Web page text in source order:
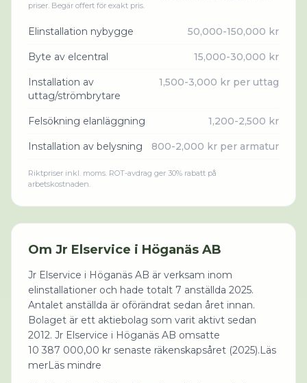
priser. Begär offert för exakt pris.
Elinstallation nybygge 50,000-150,000 kr
Byte av elcentral 15,000-30,000 kr
Installation av
uttag/strömbrytare
1,500-3,000 kr per uttag
Felsökning elanläggning 1,200-2,500 kr
Installation av belysning 800-2,000 kr per armatur
Riktpriser inkl. moms. ROT-avdrag ger 30% rabatt på
arbetskostnaden.
Om Jr Elservice i Höganäs AB
Jr Elservice i Höganäs AB är verksam inom
elinstallationer och hade totalt 7 anställda 2025.
Antalet anställda är oförändrat sedan året innan.
Bolaget är ett aktiebolag som varit aktivt sedan
2012. Jr Elservice i Höganäs AB omsatte
10 387 000,00 kr senaste räkenskapsåret (2025).Läs
merLäs mindre